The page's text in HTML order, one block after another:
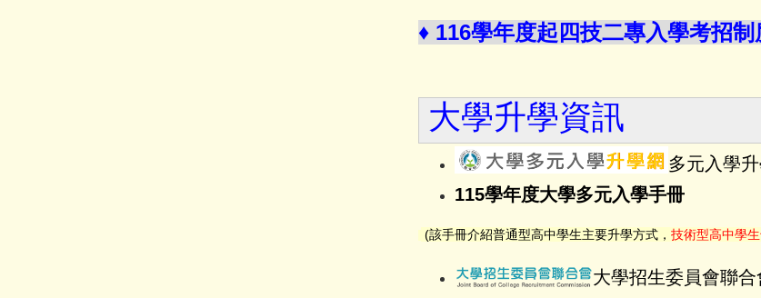
♦ 116學年度起四技二專入學考招
大學升學資訊
多元入學
115學年度大學多元入學手冊
(該手冊介紹普通型高中學生主要升學方式， 技術型高中學
大學招生委員會聯合